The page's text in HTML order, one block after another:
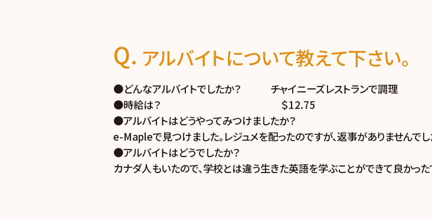
アルバイトについて教えて下さい。
●どんなアルバイトでしたか？ チャイニーズレストランで調理
●時給は？ ＄12.75
●アルバイトはどうやってみつけましたか？
e-Mapleで見つけました。レジュメを配ったのですが、返事がありませんでし
●アルバイトはどうでしたか？
カナダ人もいたので、学校とは違う生きた英語を学ぶことができて良かった